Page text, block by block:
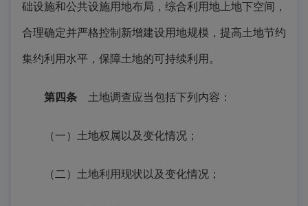
础设施和公共设施用地布局，综合利用地上地下空间，
合理确定并严格控制新增建设用地规模，提高土地节约
集约利用水平，保障土地的可持续利用。
第四条 土地调查应当包括下列内容：
（一）土地权属以及变化情况；
（二）土地利用现状以及变化情况；